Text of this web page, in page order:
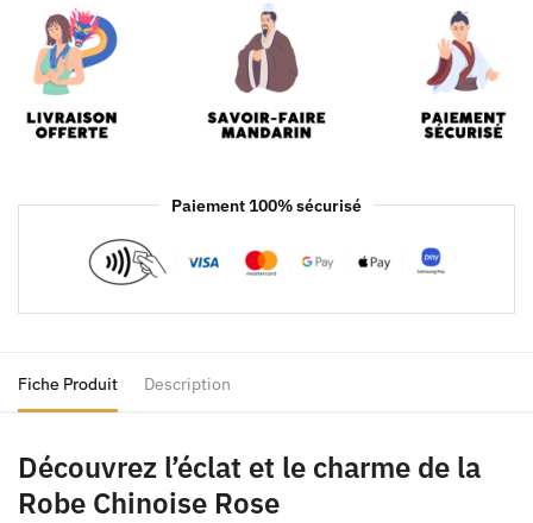
Paiement 100% sécurisé
Fiche Produit Description
Découvrez l’éclat et le charme de la
Robe Chinoise Rose